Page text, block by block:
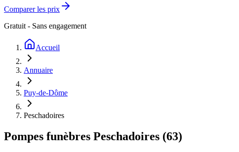
Comparer les prix
Gratuit - Sans engagement
Accueil
Annuaire
Puy-de-Dôme
Peschadoires
Pompes funèbres Peschadoires (63)